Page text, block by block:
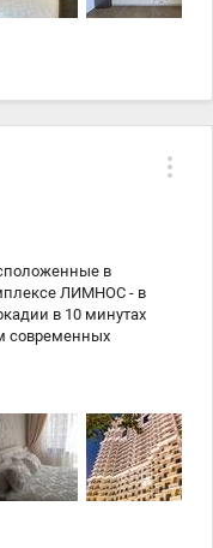
трасса здоровья.
в
ЛИМНОС - в
в 10 минутах
современных
для здорового и
и бытовая
находится супермаркет.
ПЛАЗА, а также